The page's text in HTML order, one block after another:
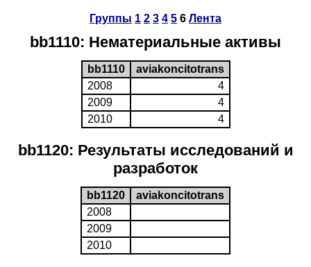
Группы 1 2 3 4 5 6 Лента
bb1110: Нематериальные активы
bb1110
aviakoncitotrans
2008
4
2009
4
2010
4
bb1120: Результаты исследований и
разработок
bb1120
aviakoncitotrans
2008
2009
2010